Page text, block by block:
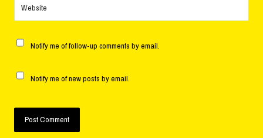
Website
Notify me of follow-up comments by email.
Notify me of new posts by email.